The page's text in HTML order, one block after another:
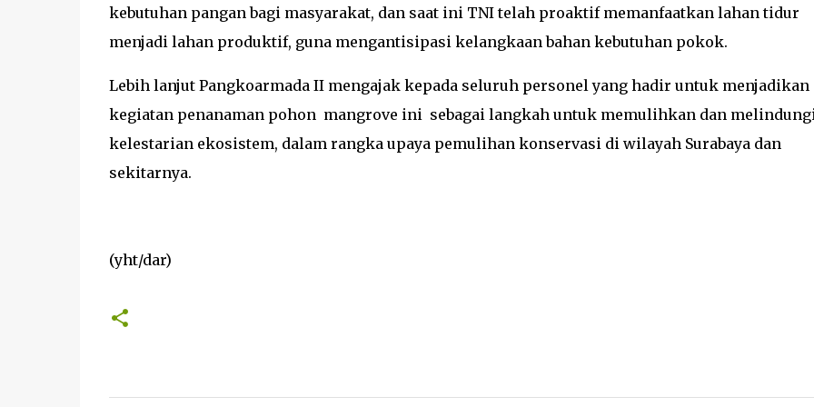
kebutuhan pangan bagi masyarakat, dan saat ini TNI telah proaktif memanfaatkan lahan tidur
menjadi lahan produktif, guna mengantisipasi kelangkaan bahan kebutuhan pokok.
Lebih lanjut Pangkoarmada II mengajak kepada seluruh personel yang hadir untuk menjadikan
kegiatan penanaman pohon mangrove ini sebagai langkah untuk memulihkan dan
kelestarian ekosistem, dalam rangka upaya pemulihan konservasi di wilayah Surabaya dan
sekitarnya.
(yht/dar)